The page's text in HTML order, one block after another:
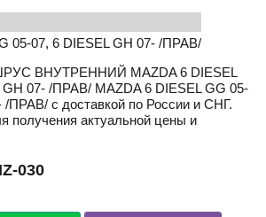
05-07, 6 DIESEL GH 07- /ПРАВ/
ШРУС ВНУТРЕННИЙ MAZDA 6 DIESEL
GH 07- /ПРАВ/ MAZDA 6 DIESEL GG 05-
/ПРАВ/ с доставкой по России и СНГ.
получения актуальной цены и
030